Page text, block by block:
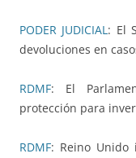
PODER JUDICIAL: El
devoluciones en
RDMF: El
protección para
RDMF: Reino